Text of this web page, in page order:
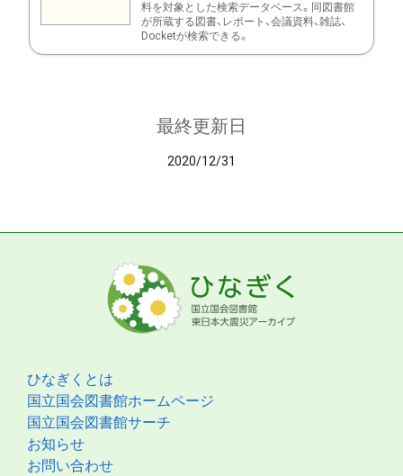
料を対象とした検索データベース。同図書館
が所蔵する図書、レポート、会議資料、雑誌、
Docketが検索できる。
最終更新日
2020/12/31
ひなぎくとは
国立国会図書館ホームページ
国立国会図書館サーチ
お知らせ
お問い合わせ